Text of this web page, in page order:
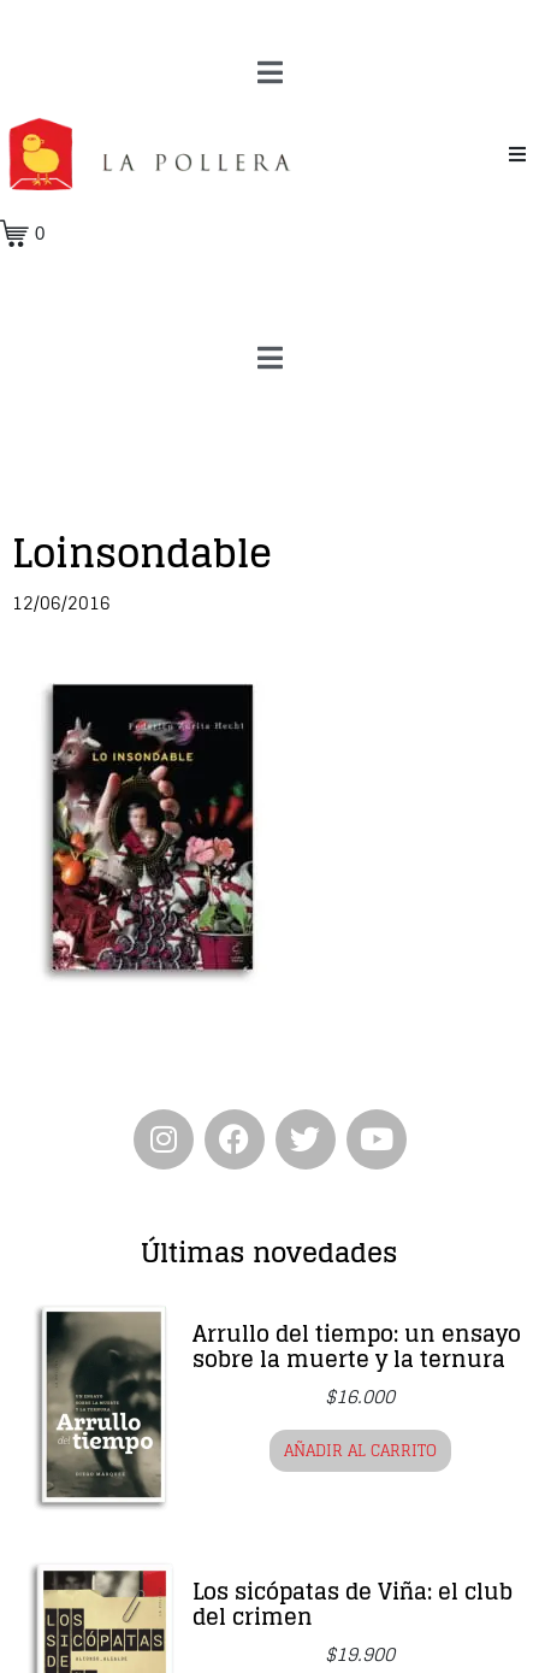
0
Loinsondable
12/06/2016
Últimas novedades
Arrullo del tiempo: un ensayo
sobre la muerte y la ternura
$16.000
AÑADIR AL CARRITO
Los sicópatas de Viña: el club
del crimen
$19.900